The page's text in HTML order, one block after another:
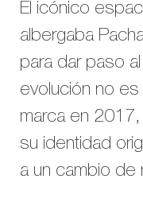
El icónico
albergaba
para dar paso
evolución no es
marca en
su identidad
a un cambio de